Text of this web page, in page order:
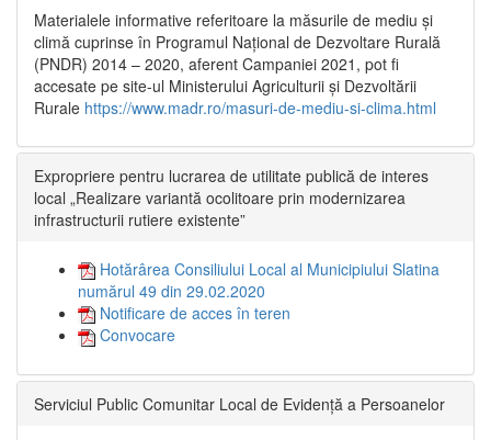
Materialele informative referitoare la măsurile de mediu și
climă cuprinse în Programul Național de Dezvoltare Rurală
(PNDR) 2014 – 2020, aferent Campaniei 2021, pot fi
accesate pe site-ul Ministerului Agriculturii și Dezvoltării
Rurale https://www.madr.ro/masuri-de-mediu-si-clima.html
Expropriere pentru lucrarea de utilitate publică de interes
local „Realizare variantă ocolitoare prin modernizarea
infrastructurii rutiere existente”
Hotărârea Consiliului Local al Municipiului Slatina
numărul 49 din 29.02.2020
Notificare de acces în teren
Convocare
Serviciul Public Comunitar Local de Evidență a Persoanelor